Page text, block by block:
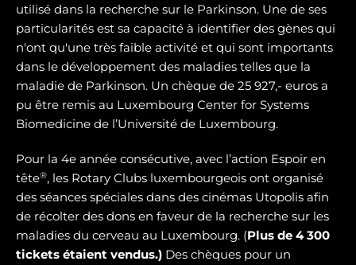
utilisé dans la recherche sur le Parkinson. Une de ses
particularités est sa capacité à identifier des gènes qui
n'ont qu'une très faible activité et qui sont importants
dans le développement des maladies telles que la
maladie de Parkinson. Un chèque de 25 927,- euros a
pu être remis au Luxembourg Center for Systems
Biomedicine de l’Université de Luxembourg.
Pour la 4e année consécutive, avec l’action Espoir en
tête®, les Rotary Clubs luxembourgeois ont organisé
des séances spéciales dans des cinémas Utopolis afin
de récolter des dons en faveur de la recherche sur les
maladies du cerveau au Luxembourg. (Plus de 4 300
tickets étaient vendus.) Des chèques pour un